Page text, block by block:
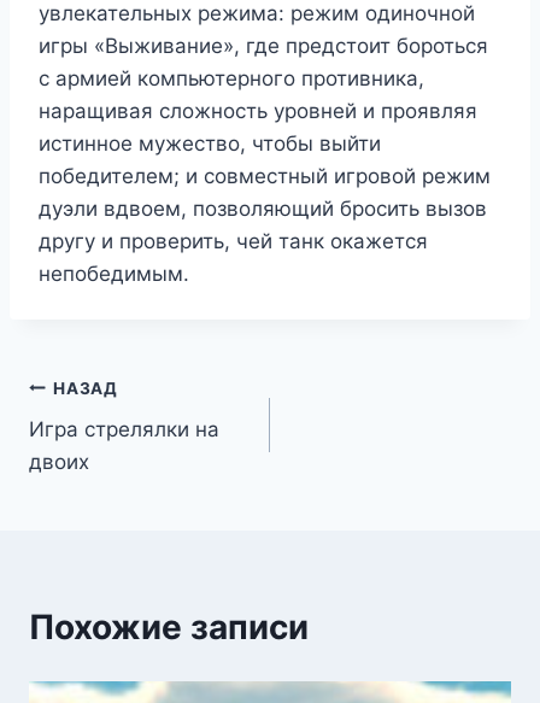
увлекательных режима: режим одиночной
игры «Выживание», где предстоит бороться
с армией компьютерного противника,
наращивая сложность уровней и проявляя
истинное мужество, чтобы выйти
победителем; и совместный игровой режим
дуэли вдвоем, позволяющий бросить вызов
другу и проверить, чей танк окажется
непобедимым.
Навигация
по
НАЗАД
Игра стрелялки на
двоих
Похожие записи